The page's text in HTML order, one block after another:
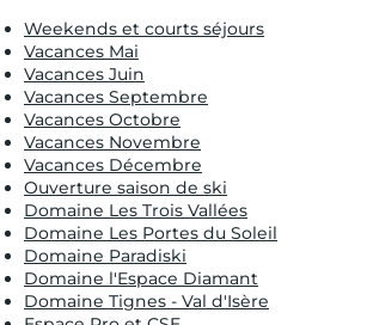
Weekends et courts séjours
Vacances Mai
Vacances Juin
Vacances Septembre
Vacances Octobre
Vacances Novembre
Vacances Décembre
Ouverture saison de ski
Domaine Les Trois Vallées
Domaine Les Portes du Soleil
Domaine Paradiski
Domaine l'Espace Diamant
Domaine Tignes - Val d'Isère